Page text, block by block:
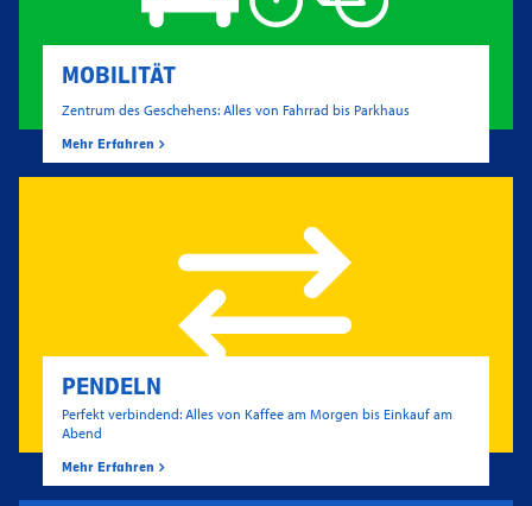
MOBILITÄT
Zentrum des Geschehens: Alles von Fahrrad bis Parkhaus
Mehr Erfahren
PENDELN
Perfekt verbindend: Alles von Kaffee am Morgen bis Einkauf am
Abend
Mehr Erfahren